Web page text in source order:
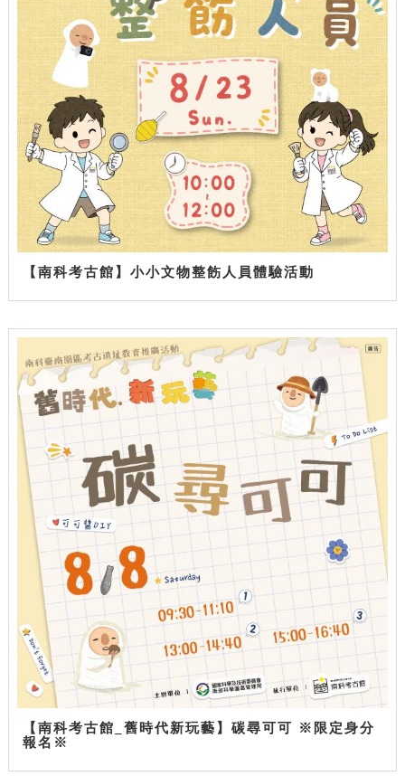
【南科考古館】小小文物整飭人員體驗活動
【南科考古館_舊時代新玩藝】碳尋可可 ※限定身分
報名※